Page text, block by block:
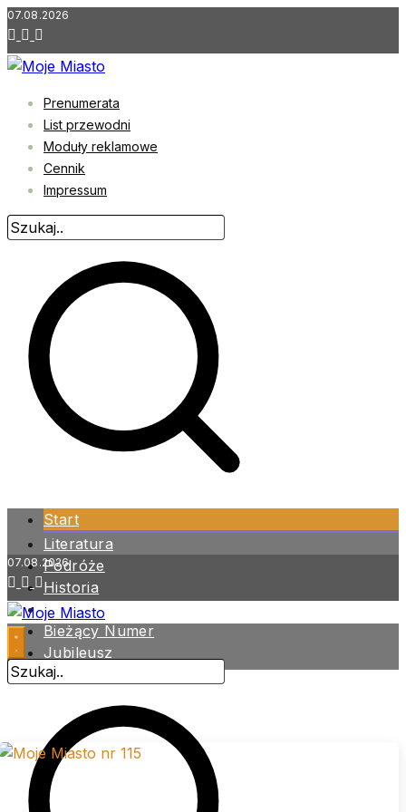
Przejdź
do
treści
07.08.2026
Prenumerata
List przewodni
Moduły reklamowe
Cennik
Impressum
Start
Literatura
Podróże
Historia
Zdrowie
Bieżący Numer
Jubileusz
Archiwum
07.08.2026